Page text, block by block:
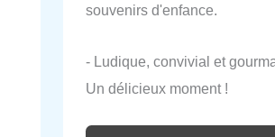
souvenirs d'enfance.
- Ludique, convivial et
Un délicieux moment !